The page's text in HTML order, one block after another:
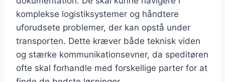
komplekse logistiksystemer og håndtere
uforudsete problemer, der kan opstå under
transporten. Dette kræver både teknisk viden
og stærke kommunikationsevner, da speditøren
ofte skal forhandle med forskellige parter for at